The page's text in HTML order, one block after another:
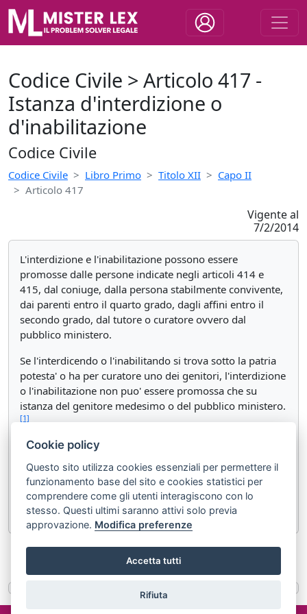
Codice Civile > Articolo 417 -
Istanza d'interdizione o
d'inabilitazione
Codice Civile
Codice Civile Libro Primo Titolo XII
Capo II
Articolo 417
Vigente al
7/2/2014
L'interdizione e l'inabilitazione possono essere
promosse dalle persone indicate negli articoli 414 e
415, dal coniuge, dalla persona stabilmente convivente,
dai parenti entro il quarto grado, dagli affini entro il
secondo grado, dal tutore o curatore ovvero dal
pubblico ministero.
Se l'interdicendo o l'inabilitando si trova sotto la patria
potesta' o ha per curatore uno dei genitori, l'interdizione
o l'inabilitazione non puo' essere promossa che su
istanza del genitore medesimo o del pubblico ministero.
[1]
comma 1) che "Al secondo comma dell'articolo 417 del codice
civile le parole: "potesta' dei genitori" sono sostituite dalle
seguenti: "responsabilita' genitoriale".".
Articolo 416 Articolo 418
Cookie policy
Questo sito utilizza cookies essenziali per permettere il
funzionamento base del sito e cookies statistici per
comprendere come gli utenti interagiscono con lo
stesso. Questi ultimi saranno attivi solo previa
approvazione. Modifica preferenze
Accetta tutti
Rifiuta